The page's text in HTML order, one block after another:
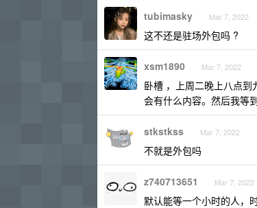
tubimasky Mar 7, 2022
这不还是驻场外包吗 ?
xsm1890 Mar 7, 2022
卧槽 ，上周二晚上八点
会有什么内容。然后我等
stkstkss Mar 7, 2022
不就是外包吗
z740713651 Mar 7, 2022
默认能等一个小时的人，